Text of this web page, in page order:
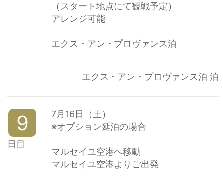
（スタート地点にて観戦予定）
アレンジ可能
エクス・アン・プロヴァンス泊
エクス・アン・プロヴァンス泊 泊
9
日目
7月16日（土）
※オプション延泊の場合
マルセイユ空港へ移動
マルセイユ空港よりご出発